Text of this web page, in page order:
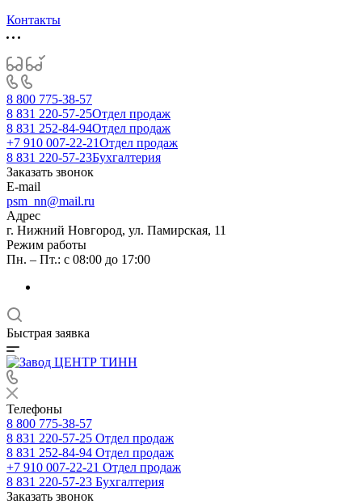
Контакты
8 800 775-38-57
8 831 220-57-25Отдел продаж
8 831 252-84-94Отдел продаж
+7 910 007-22-21Отдел продаж
8 831 220-57-23Бухгалтерия
Заказать звонок
E-mail
psm_nn@mail.ru
Адрес
г. Нижний Новгород, ул. Памирская, 11
Режим работы
Пн. – Пт.: с 08:00 до 17:00
Быстрая заявка
Телефоны
8 800 775-38-57
8 831 220-57-25 Отдел продаж
8 831 252-84-94 Отдел продаж
+7 910 007-22-21 Отдел продаж
8 831 220-57-23 Бухгалтерия
Заказать звонок